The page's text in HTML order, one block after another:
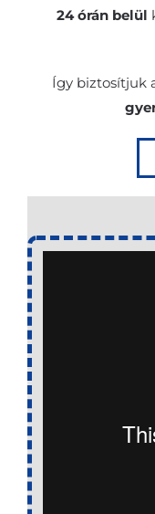
24 órán belül
Így biztosítjuk